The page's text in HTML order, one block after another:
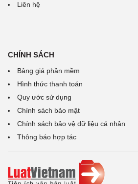
Liên hệ
CHÍNH SÁCH
Bảng giá phần mềm
Hình thức thanh toán
Quy ước sử dụng
Chính sách bảo mật
Chính sách bảo vệ dữ liệu cá nhân
Thông báo hợp tác